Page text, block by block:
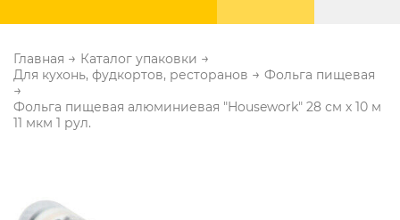
Главная → Каталог упаковки →
Для кухонь, фудкортов, ресторанов → Фольга пищевая
→
Фольга пищевая алюминиевая "Housework" 28 см х 10 м
11 мкм 1 рул.